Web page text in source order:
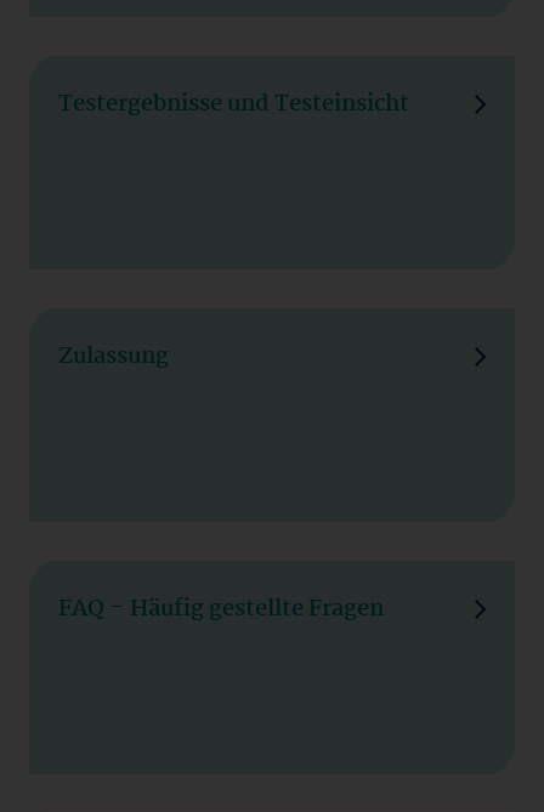
Testergebnisse und Testeinsicht
Zulassung
FAQ – Häufig gestellte Fragen